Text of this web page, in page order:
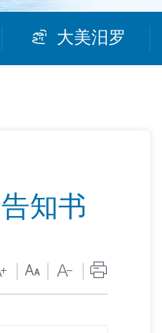
大美汨罗
知书